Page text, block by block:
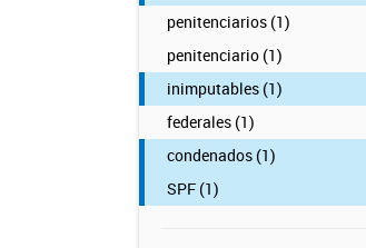
penitenciarios (1)
penitenciario (1)
inimputables (1)
federales (1)
condenados (1)
SPF (1)